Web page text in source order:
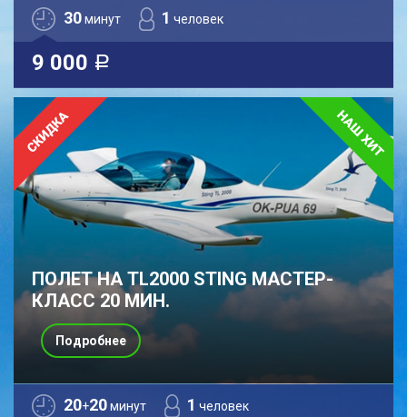
30минут 1 человек
9 000 a
ПОЛЕТ НА TL2000 STING МАСТЕР-
КЛАСС 20 МИН.
20+20минут 1 человек
Подробнее